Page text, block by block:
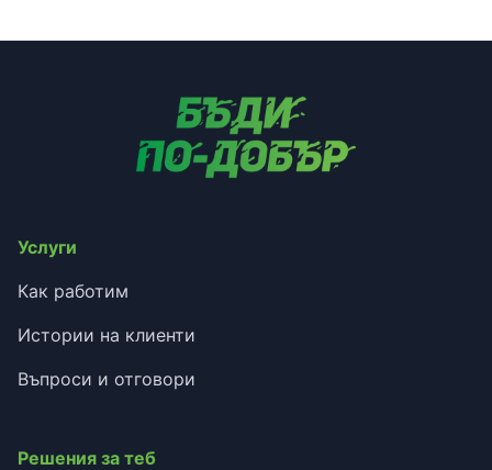
Услуги
Как работим
Истории на клиенти
Въпроси и отговори
Решения за теб